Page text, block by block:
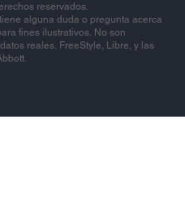
reservados.
alguna duda o pregunta acerca
fines ilustrativos. No son
reales. FreeStyle, Libre, y las